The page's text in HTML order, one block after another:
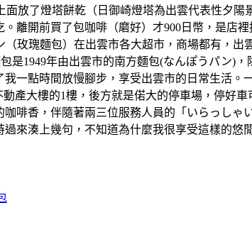
放了燈塔餅乾（日御崎燈塔為出雲代表性夕
離開前買了包咖啡（磨好）才900日幣，是店
玫瑰麵包）在出雲市各大超市，商場都有，
1949年由出雲市的南方麵包(なんぽうパン)
一點時間放慢腳步，享受出雲市的日常生活
產大樓的1樓，後方就是偌大的停車場，停好
啡香，伴隨著兩三位服務人員的「いらっしゃ
來湊上幾句，不知道為什麼我很享受這樣的悠